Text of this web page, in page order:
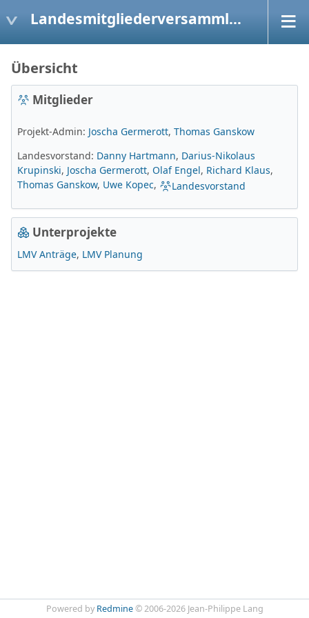
Landesmitgliederversammlung
Übersicht
Mitglieder
Projekt-Admin: Joscha Germerott, Thomas Ganskow
Landesvorstand: Danny Hartmann, Darius-Nikolaus
Krupinski, Joscha Germerott, Olaf Engel, Richard Klaus,
Thomas Ganskow, Uwe Kopec, Landesvorstand
Unterprojekte
LMV Anträge LMV Planung
Powered by Redmine© 2006-2026 Jean-Philippe Lang